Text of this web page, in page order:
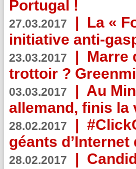
Portugal !
27.03.2017 | La «
initiative anti-
23.03.2017 | Marre
trottoir ?
03.03.2017 | Au
allemand, finis la
28.02.2017 |
géants
28.02.2017 |